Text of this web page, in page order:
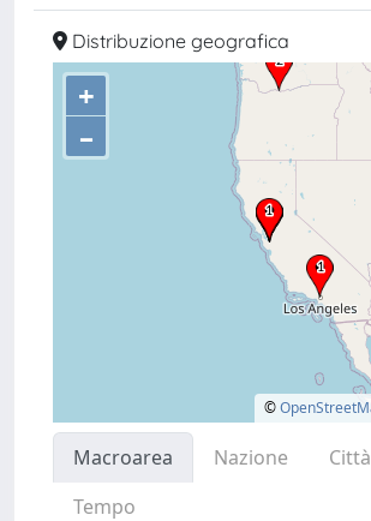
Distribuzione geografica
+
–
©
Macroarea Nazione
Città
Tempo